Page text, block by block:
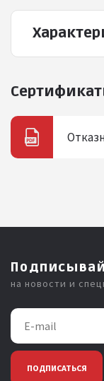
на новости и
ПОДПИСАТЬСЯ